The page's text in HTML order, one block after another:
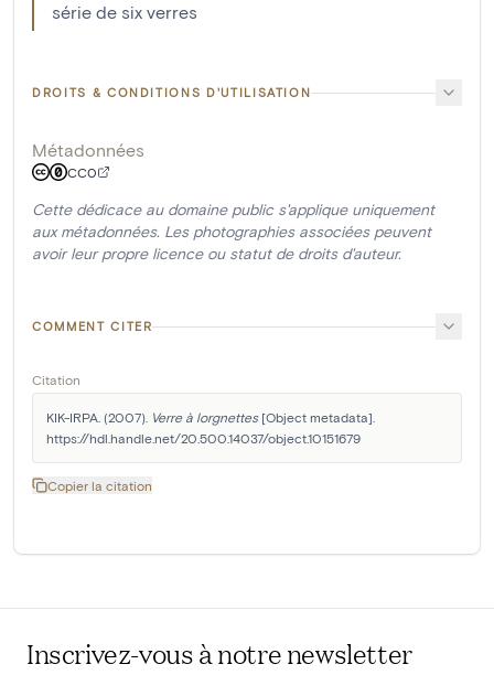
série de six verres
DROITS & CONDITIONS D'UTILISATION
Métadonnées
CC0
Cette dédicace au domaine public s'applique uniquement
aux métadonnées. Les photographies associées peuvent
avoir leur propre licence ou statut de droits d'auteur.
COMMENT CITER
Citation
KIK-IRPA. (2007). Verre à lorgnettes [Object metadata].
https://hdl.handle.net/20.500.14037/object.10151679
Copier la citation
Inscrivez-vous à notre newsletter